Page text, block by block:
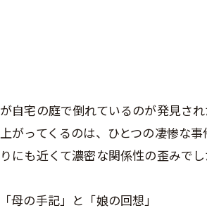
自宅の庭で倒れているのが発見され
がってくるのは、ひとつの凄惨な事
にも近くて濃密な関係性の歪みで
母の手記」と「娘の回想」